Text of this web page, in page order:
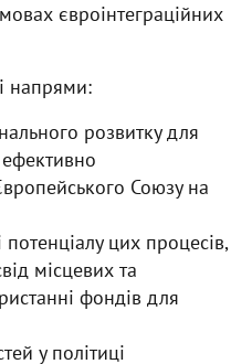
євроінтеграційних
напрями:
розвитку для
Союзу на
цих процесів,
місцевих та
фондів для
у політиці